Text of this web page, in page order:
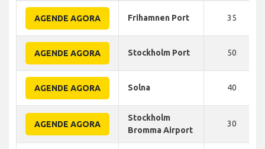
AGENDE AGORA Frihamnen Port 35
AGENDE AGORA Stockholm Port 50
AGENDE AGORA Solna 40
AGENDE AGORA
Stockholm
Bromma Airport
30